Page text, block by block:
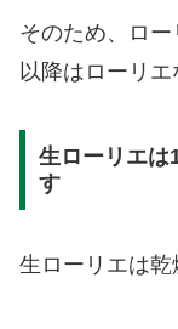
そのため、ロー
以降はローリ
生ローリエは
す
生ローリエは乾